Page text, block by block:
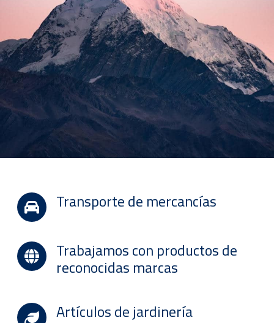
Transporte de mercancías
Trabajamos con productos de
reconocidas marcas
Artículos de jardinería